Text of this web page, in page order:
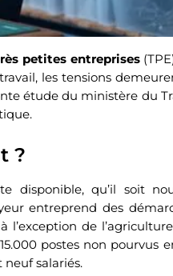
petites entreprises
les tensions
étude du ministère du
?
disponible, qu’il soit
entreprend des
de
postes non pourvus
salariés.